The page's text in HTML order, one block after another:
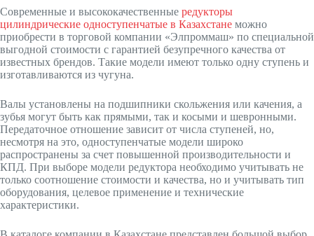
Современные и высококачественные редукторы
цилиндрические одноступенчатые в Казахстане можно
приобрести в торговой компании «Элпроммаш» по специальной
выгодной стоимости с гарантией безупречного качества от
известных брендов. Такие модели имеют только одну ступень и
изготавливаются из чугуна.
Валы установлены на подшипники скольжения или качения, а
зубья могут быть как прямыми, так и косыми и шевронными.
Передаточное отношение зависит от числа ступеней, но,
несмотря на это, одноступенчатые модели широко
распространены за счет повышенной производительности и
КПД. При выборе модели редуктора необходимо учитывать не
только соотношение стоимости и качества, но и учитывать тип
оборудования, целевое применение и технические
характеристики.